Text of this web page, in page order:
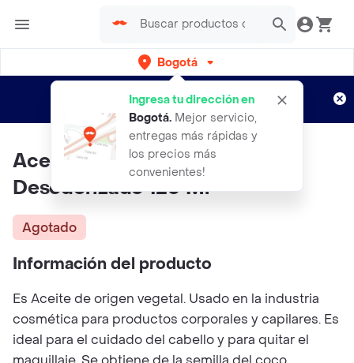
Bogotá
Ingresa tu dirección en
Bogotá. Mejor servicio,
entregas más rápidas y
los precios más
convenientes!
envíos gratis por semanas
Aplican TyC
Aceite De Coco Refinado
Desodorizado 120 Ml
Agotado
Información del producto
Es Aceite de origen vegetal. Usado en la industria
cosmética para productos corporales y capilares. Es
ideal para el cuidado del cabello y para quitar el